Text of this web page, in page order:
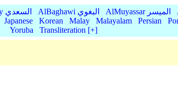
AsSaadiyy السعدي AlBaghawi البغوي AlMuyassar الميسر
Japanese Korean Malay Malayalam Persian
Yoruba
Transliteration [+]